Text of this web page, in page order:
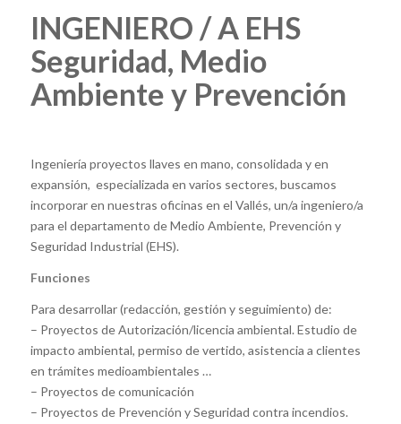
INGENIERO / A EHS
Seguridad, Medio
Ambiente y Prevención
Ingeniería proyectos llaves en mano, consolidada y en
expansión, especializada en varios sectores, buscamos
incorporar en nuestras oficinas en el Vallés, un/a ingeniero/a
para el departamento de Medio Ambiente, Prevención y
Seguridad Industrial (EHS).
Funciones
Para desarrollar (redacción, gestión y seguimiento) de:
– Proyectos de Autorización/licencia ambiental. Estudio de
impacto ambiental, permiso de vertido, asistencia a clientes
en trámites medioambientales …
– Proyectos de comunicación
– Proyectos de Prevención y Seguridad contra incendios.